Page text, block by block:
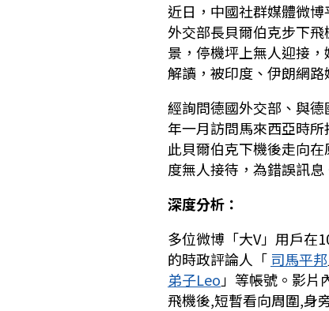
近日，中國社群媒體微
外交部長貝爾伯克步下
景，停機坪上無人迎接
解讀，被印度、伊朗網
經詢問德國外交部、與
年一月訪問馬來西亞時
此貝爾伯克下機後走向
度無人接待，為錯誤訊息
深度分析：
多位微博「大V」用戶在
的時政評論人「 司馬平邦
弟子Leo 」等帳號。影
飛機後,短暫看向周圍,身